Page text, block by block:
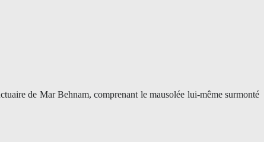
de Mar Behnam, comprenant le mausolée lui-même surmonté